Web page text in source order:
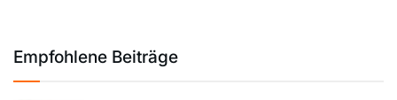
Empfohlene Beiträge